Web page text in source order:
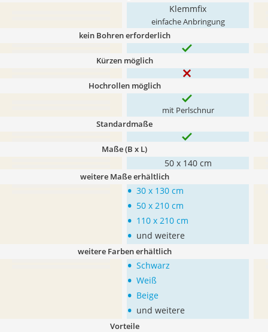
Klemmfix
einfache Anbringung
kein Bohren erforderlich
Kürzen möglich
Hochrollen möglich
mit Perlschnur
Standardmaße
Maße (B x L)
50 x 140 cm
weitere Maße erhältlich
• 30 x 130 cm
• 50 x 210 cm
• 110 x 210 cm
• und weitere
weitere Farben erhältlich
• Schwarz
• Weiß
• Beige
• und weitere
Vorteile